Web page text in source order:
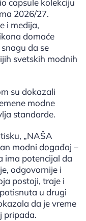
capsule kolekciju
2026/27.
i medija,
domaće
da se
svetskih modnih
su dokazali
modne
standarde.
„NAŠA
modni događaj –
ima potencijal da
odgovornije i
postoji, traje i
u drugi
da je vreme
pripada.